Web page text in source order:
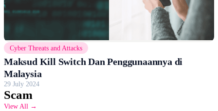
Cyber Threats and Attacks
Maksud Kill Switch Dan Penggunaannya di
Malaysia
29 July 2024
Scam
View All →